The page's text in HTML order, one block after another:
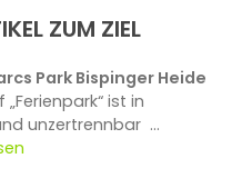
ZUM ZIEL
Park Bispinger Heide
„Ferienpark“ ist in
unzertrennbar ...